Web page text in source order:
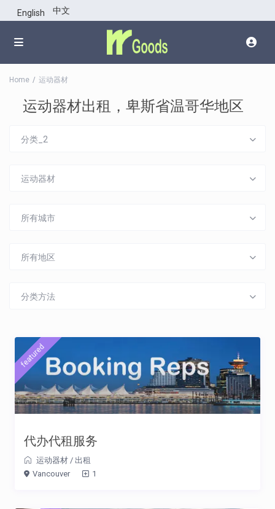
English 中文
Home 运动器材
运动器材出租，卑斯省温哥华地区
分类_2
运动器材
所有城市
所有地区
分类方法
featured
代办代租服务
运动器材 / 出租
Vancouver
1